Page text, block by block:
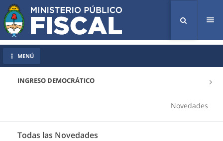
INGRESO DEMOCRÁTICO
Novedades
Todas las Novedades
MENÚ